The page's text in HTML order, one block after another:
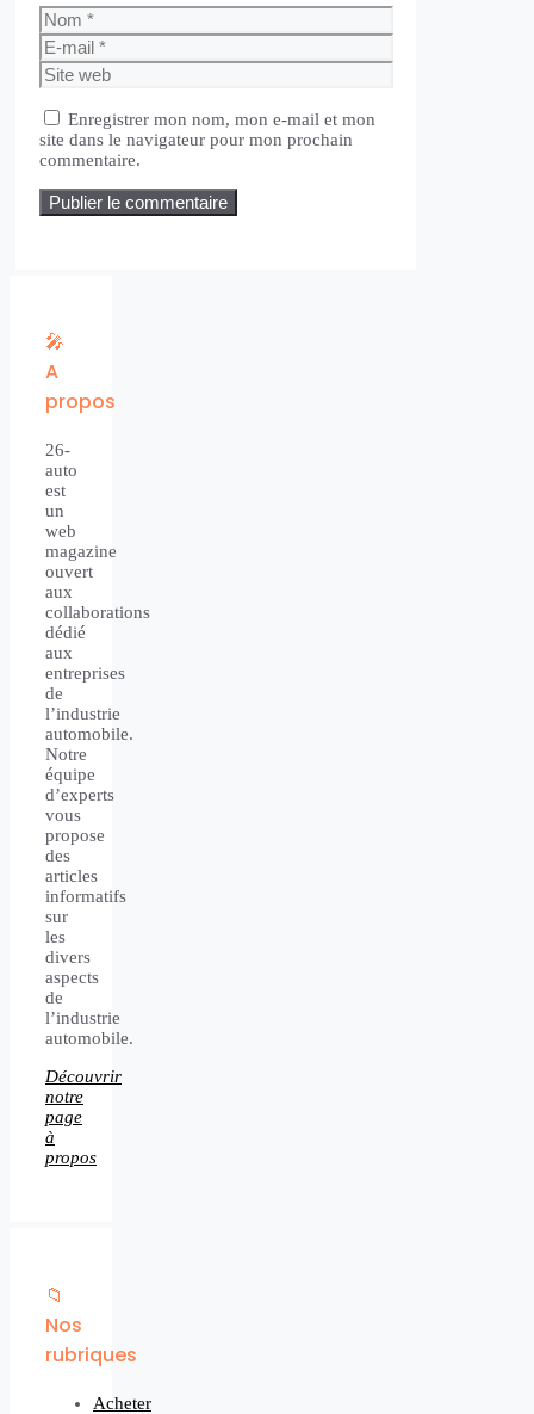
Nom
E-
mail
Site
web
Enregistrer mon nom, mon e-mail et mon
site dans le navigateur pour mon prochain
commentaire.
🎤
A
propos
26-
auto
est
un
web
magazine
ouvert
aux
collaborations
dédié
aux
entreprises
de
l’industrie
automobile.
Notre
équipe
d’experts
vous
propose
des
articles
informatifs
sur
les
divers
aspects
de
l’industrie
automobile.
Découvrir
notre
page
à
propos
📁
Nos
rubriques
Acheter